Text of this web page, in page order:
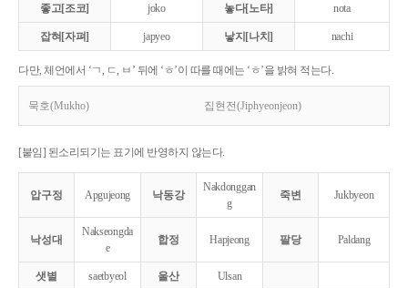
좋고[조코] joko 놓다[노타] nota
잡혀[자펴] japyeo 낳지[나치] nachi
다만, 체언에서 ‘ㄱ, ㄷ, ㅂ’ 뒤에 ‘ㅎ’이 따를 때에는 ‘ㅎ’을 밝혀 적는다.
묵호(Mukho) 집현전(Jiphyeonjeon)
[붙임] 된소리되기는 표기에 반영하지 않는다.
압구정 Apgujeong 낙동강
Nakdonggan
g
죽변 Jukbyeon
낙성대
Nakseongda
e
합정 Hapjeong 팔당 Paldang
샛별 saetbyeol 울산 Ulsan